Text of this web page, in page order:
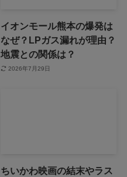
イオンモール熊本の爆発は
なぜ？LPガス漏れが理由？
地震との関係は？
2026年7月29日
ちいかわ映画の結末やラス